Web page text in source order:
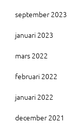
september 2023
januari 2023
mars 2022
februari 2022
januari 2022
december 2021